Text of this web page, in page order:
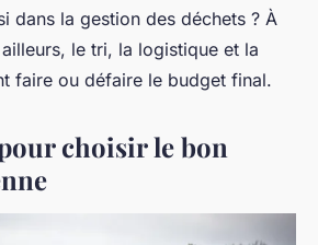
dans la gestion des déchets ? À
le tri, la logistique et la
faire ou défaire le budget final.
choisir le bon